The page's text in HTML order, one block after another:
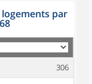
par
306